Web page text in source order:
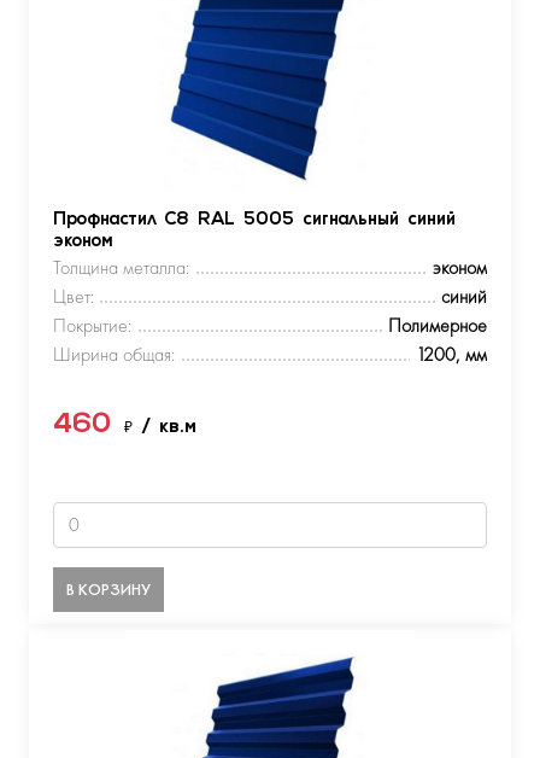
Профнастил С8 RAL 5005 сигнальный синий
эконом
Толщина металла:
эконом
Цвет:
синий
Покрытие:
Полимерное
Ширина общая:
1200, мм
460 ₽ / кв.м
В КОРЗИНУ